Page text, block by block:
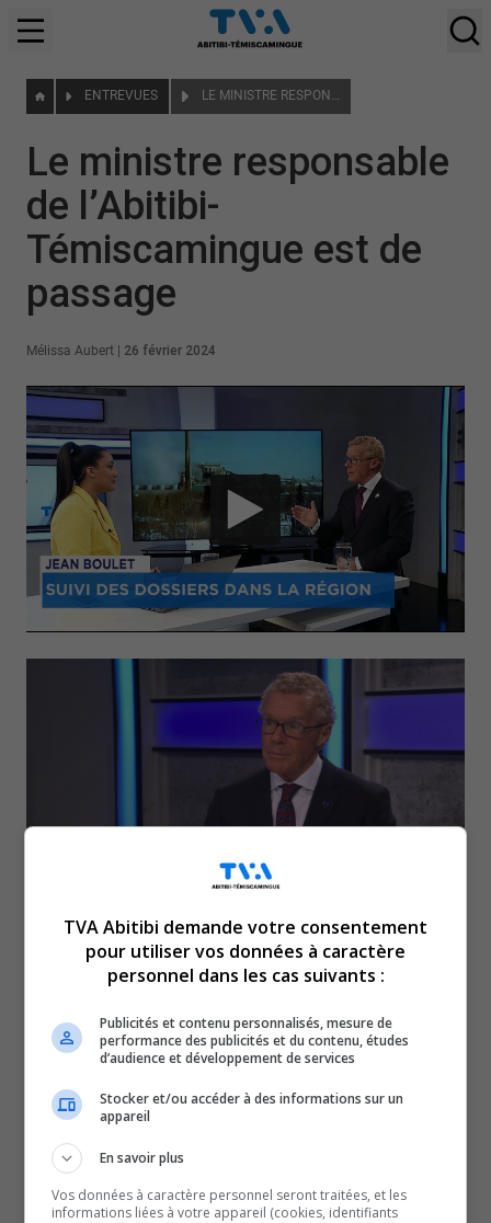
ENTREVUES LE MINISTRE RESPONSABLE DE L’ABITIBI-TÉMISCAMINGUE EST DE PASSAGE
Le ministre responsable
de l’Abitibi-
Témiscamingue est de
passage
Mélissa Aubert 26 février 2024
De passage dans nos
studios, le ministre
responsable de la région de
l’Abitibi-Témiscamingue,
Jean Boulet, a commenté
TVA Abitibi demande votre consentement
pour utiliser vos données à caractère
personnel dans les cas suivants :
Publicités et contenu personnalisés, mesure de
performance des publicités et du contenu, études
d’audience et développement de services
Stocker et/ou accéder à des informations sur un
appareil
En savoir plus
Vos données à caractère personnel seront traitées, et les
informations liées à votre appareil (cookies, identifiants